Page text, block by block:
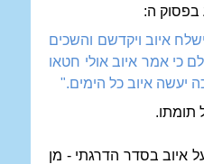
בפסוק ה:
איוב ויקדשם והשכים
כי אמר איוב אולי חטאו
יעשה איוב כל הימים."
תומתו.
בסדר הדרגתי - מן